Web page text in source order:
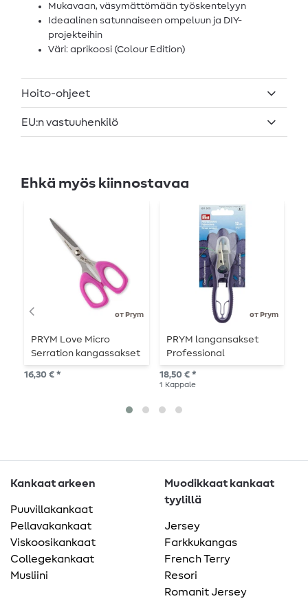
Mukavaan, väsymättömään työskentelyyn
Ideaalinen satunnaiseen ompeluun ja DIY-
projekteihin
Väri: aprikoosi (Colour Edition)
Hoito-ohjeet
EU:n vastuuhenkilö
Ehkä myös kiinnostavaa
от Prym
PRYM Love Micro
Serration kangassakset
- 13,5 cm -
vaaleanpunainen
16,30 € *
от Prym
PRYM langansakset
Professional
18,50 € *
1 Kappale
Kankaat arkeen
Puuvillakankaat
Pellavakankaat
Viskoosikankaat
Collegekankaat
Musliini
Muodikkaat kankaat
tyylillä
Jersey
Farkkukangas
French Terry
Resori
Romanit Jersey